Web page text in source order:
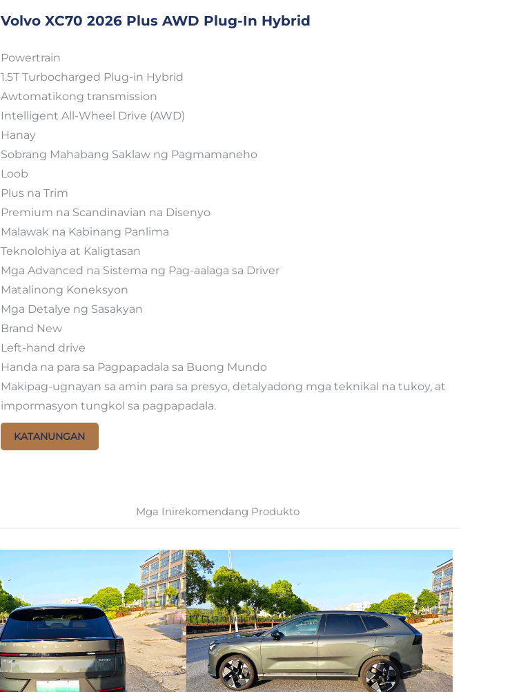
Volvo XC70 2026 Plus AWD Plug-In Hybrid
Powertrain
1.5T Turbocharged Plug-in Hybrid
Awtomatikong transmission
Intelligent All-Wheel Drive (AWD)
Hanay
Sobrang Mahabang Saklaw ng Pagmamaneho
Loob
Plus na Trim
Premium na Scandinavian na Disenyo
Malawak na Kabinang Panlima
Teknolohiya at Kaligtasan
Mga Advanced na Sistema ng Pag-aalaga sa Driver
Matalinong Koneksyon
Mga Detalye ng Sasakyan
Brand New
Left-hand drive
Handa na para sa Pagpapadala sa Buong Mundo
Makipag-ugnayan sa amin para sa presyo, detalyadong mga teknikal na tukoy, at
impormasyon tungkol sa pagpapadala.
KATANUNGAN
Mga Inirekomendang Produkto